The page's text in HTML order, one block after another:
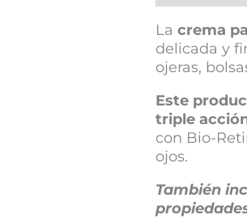
Lacrema
delicada y
ojeras,
Este
triple
con Bio-
ojos.
También